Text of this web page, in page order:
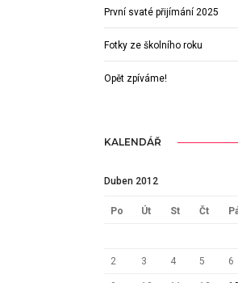
První svaté přijímání 2025
Fotky ze školního roku
Opět zpíváme!
KALENDÁŘ
Duben 2012
Po Út St Čt
2 3 4 5 6